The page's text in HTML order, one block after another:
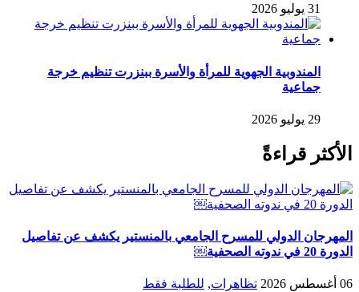
31 يوليو 2026
المندوبية الجهوية للمرأة والأسرة ببنزرت تنظيم خرجة
جماعية
29 يوليو 2026
الأكثر قراءةً
المهرجان الدولي للمسرح الجامعي بالمنستير يكشف عن تفاصيل
الدورة 20 في ندوته الصحفية￼
06 أغسطس 2026 تظاهرات, للطلبة فقط